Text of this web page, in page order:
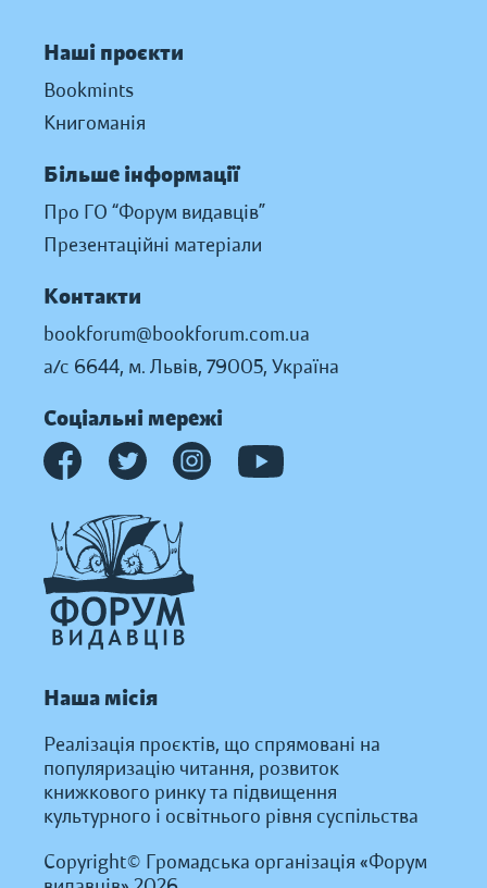
Наші проєкти
Bookmints
Книгоманія
Більше інформації
Про ГО “Форум видавців”
Презентаційні матеріали
Контакти
bookforum@bookforum.com.ua
а/с 6644, м. Львів, 79005, Україна
Соціальні мережі
Наша місія
Реалізація проєктів, що спрямовані на
популяризацію читання, розвиток
книжкового ринку та підвищення
культурного і освітнього рівня суспільства
Copyright© Громадська організація «Форум